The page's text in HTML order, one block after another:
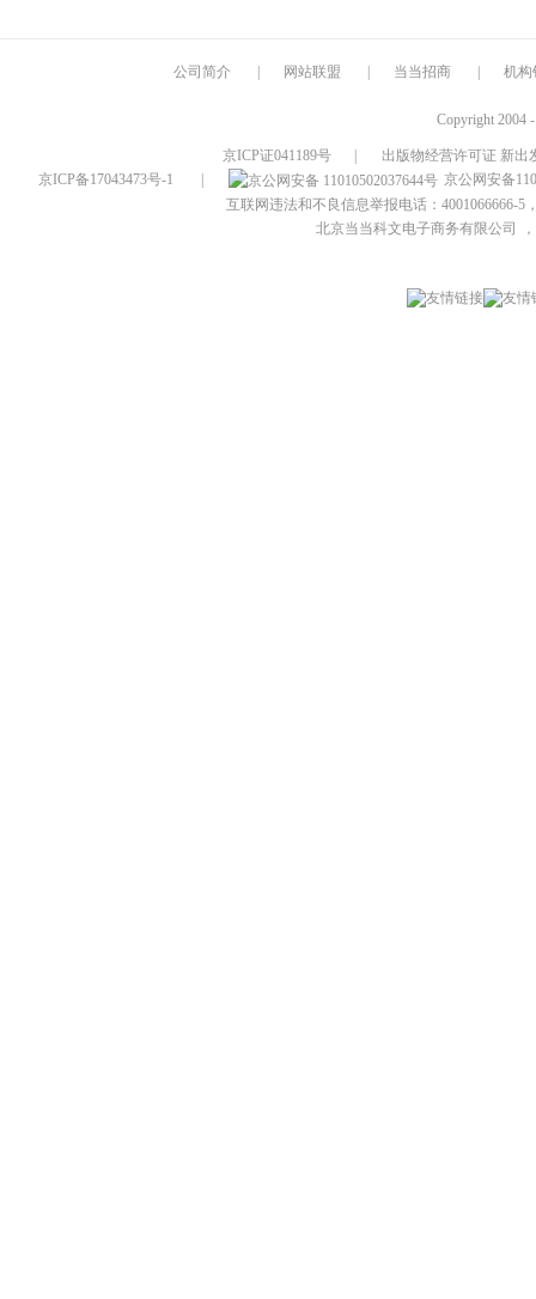
公司简介 网站联盟 当当招商 机构
Copyright 2004
京ICP证041189号
出版物经营许可证 新出
京ICP备17043473号-1
京公网安备
互联网违法和不良信息举报电话：4001066666-5
北京当当科文电子商务有限公司